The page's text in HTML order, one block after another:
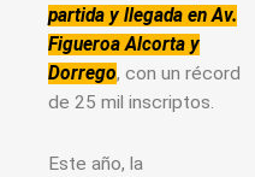
partida y llegada en Av.
Figueroa Alcorta y
Dorrego, con un récord
de 25 mil inscriptos.
Este año, la